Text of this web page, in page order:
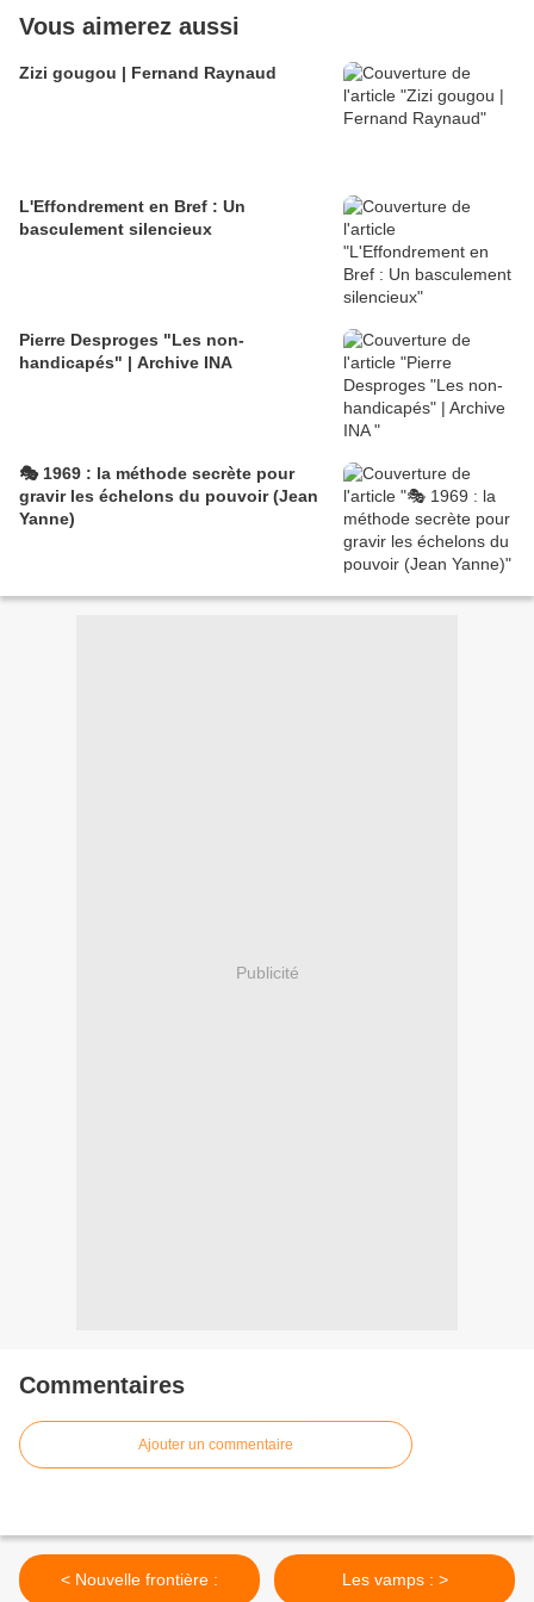
Vous aimerez aussi
Zizi gougou | Fernand Raynaud
L'Effondrement en Bref : Un
basculement silencieux
Pierre Desproges "Les non-
handicapés" | Archive INA
🎭 1969 : la méthode secrète pour
gravir les échelons du pouvoir (Jean
Yanne)
Publicité
Commentaires
Ajouter un commentaire
< Nouvelle frontière : Les vamps : >